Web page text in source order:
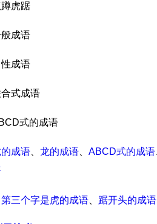
虎踞
成语
成语
式成语
式的成语
的成语 龙的成语 ABCD式的成语
第三个字是虎的成语 踞开头的成语